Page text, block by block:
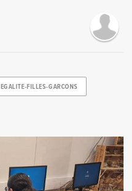
EGALITE-FILLES-GARCONS